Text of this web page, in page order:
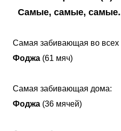
Самые, самые,
Самая забивающая во всех
Фоджа (61 мяч)
Самая забивающая дома:
Фоджа (36 мячей)